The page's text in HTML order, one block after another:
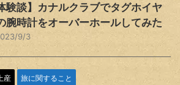
験談】カナルクラブでタグホイヤ
腕時計をオーバーホールしてみた
9/3
産 旅に関すること